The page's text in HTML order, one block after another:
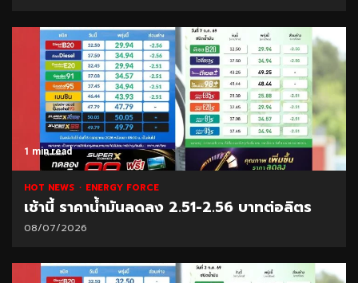
1 min read
HOT NEWS ENERGY FORCE
เช้านี้ ราคาน้ำมันลดลง 2.51-2.56 บาทต่อลิตร
08/07/2026